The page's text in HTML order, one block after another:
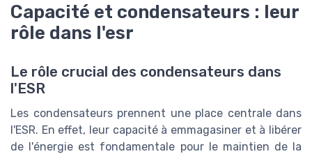
Capacité et condensateurs : leur
rôle dans l'esr
Le rôle crucial des condensateurs dans
l'ESR
Les condensateurs prennent une place centrale dans
l'ESR. En effet, leur capacité à emmagasiner et à libérer
de l'énergie est fondamentale pour le maintien de la